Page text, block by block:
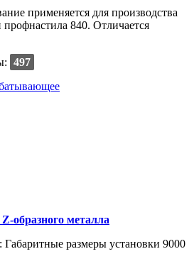
применяется для производства
840. Отличается
497
образного металла
размеры установки 9000